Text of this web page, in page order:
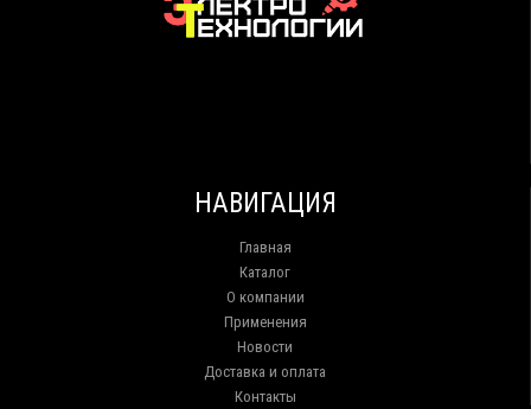
НАВИГАЦИЯ
Главная
Каталог
О компании
Применения
Новости
Доставка и оплата
Контакты